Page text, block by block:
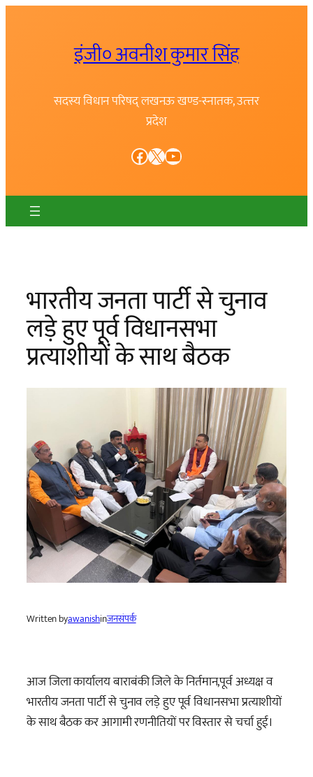
इंजी० अवनीश कुमार सिंह
सदस्य विधान परिषद् लखनऊ खण्ड-स्नातक, उत्त्तर
प्रदेश
Facebook X YouTube
भारतीय जनता पार्टी से चुनाव
लड़े हुए पूर्व विधानसभा
प्रत्याशीयों के साथ बैठक
Written byawanishinजनसंपर्क
आज जिला कार्यालय बाराबंकी जिले के निर्तमान,पूर्व अध्यक्ष व
भारतीय जनता पार्टी से चुनाव लड़े हुए पूर्व विधानसभा प्रत्याशीयों
के साथ बैठक कर आगामी रणनीतियों पर विस्तार से चर्चा हुई।